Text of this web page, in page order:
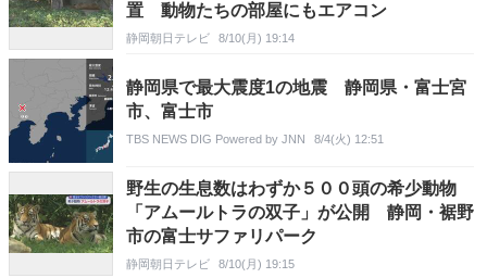
置 動物たちの部屋にもエアコン
静岡朝日テレビ 8/10(月) 19:14
静岡県で最大震度1の地震 静岡県・富士宮
市、富士市
TBS NEWS DIG Powered by JNN 8/4(火) 12:51
野生の生息数はわずか５００頭の希少動物
「アムールトラの双子」が公開 静岡・裾野
市の富士サファリパーク
静岡朝日テレビ 8/10(月) 19:15